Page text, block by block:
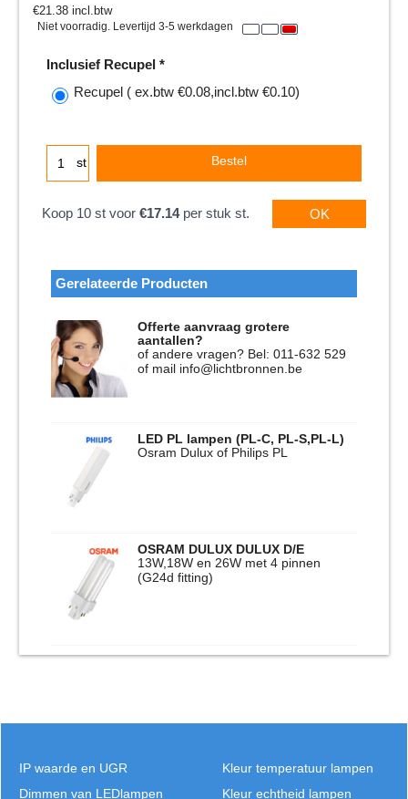
€21.38 incl.btw
Niet voorradig. Levertijd 3-5 werkdagen
Inclusief Recupel *
Recupel ( ex.btw €0.08,incl.btw €0.10)
st Bestel
Koop 10 st voor €17.14per stuk st. OK
Gerelateerde Producten
Offerte aanvraag grotere
aantallen?
of andere vragen? Bel: 011-632 529
of mail info@lichtbronnen.be
LED PL lampen (PL-C, PL-S,PL-L)
Osram Dulux of Philips PL
OSRAM DULUX DULUX D/E
13W,18W en 26W met 4 pinnen
(G24d fitting)
Kleur temperatuur lampen
Kleur echtheid lampen
IP waarde en UGR
Dimmen van LEDlampen